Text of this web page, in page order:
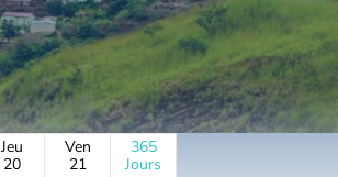
Jeu
20
Ven
21
365
Jours